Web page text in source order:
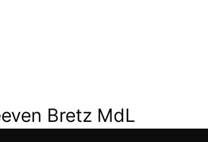
Bretz MdL